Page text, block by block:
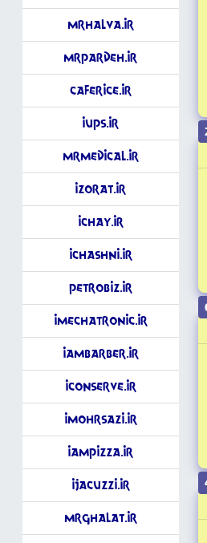
MrHalva.ir
MrPardeh.ir
CafeRice.ir
iUPS.ir
MrMedical.ir
iZorat.ir
iChay.ir
iChashni.ir
PetroBiz.ir
iMechatronic.ir
iAmBarber.ir
iConserve.ir
iMohrsazi.ir
iAmPizza.ir
iJacuzzi.ir
MrGhalat.ir